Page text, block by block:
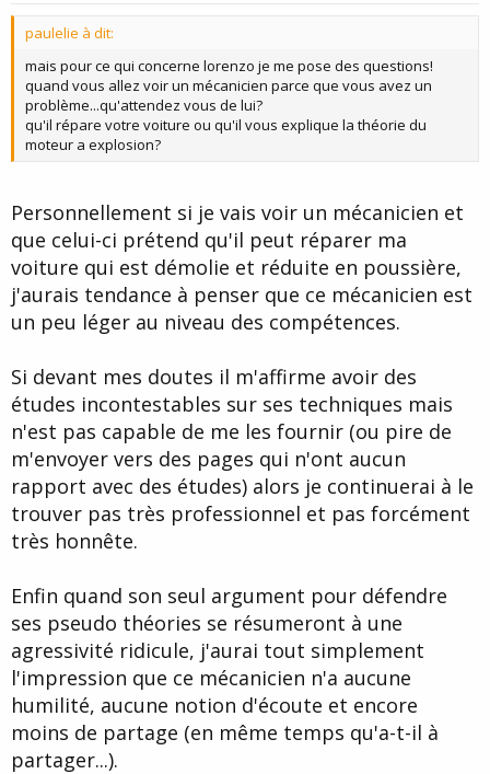
paulelie à dit:
mais pour ce qui concerne lorenzo je me pose des questions!
quand vous allez voir un mécanicien parce que vous avez un
problème...qu'attendez vous de lui?
qu'il répare votre voiture ou qu'il vous explique la théorie du
moteur a explosion?
Personnellement si je vais voir un mécanicien et
que celui-ci prétend qu'il peut réparer ma
voiture qui est démolie et réduite en poussière,
j'aurais tendance à penser que ce mécanicien est
un peu léger au niveau des compétences.
Si devant mes doutes il m'affirme avoir des
études incontestables sur ses techniques mais
n'est pas capable de me les fournir (ou pire de
m'envoyer vers des pages qui n'ont aucun
rapport avec des études) alors je continuerai à le
trouver pas très professionnel et pas forcément
très honnête.
Enfin quand son seul argument pour défendre
ses pseudo théories se résumeront à une
agressivité ridicule, j'aurai tout simplement
l'impression que ce mécanicien n'a aucune
humilité, aucune notion d'écoute et encore
moins de partage (en même temps qu'a-t-il à
partager...).